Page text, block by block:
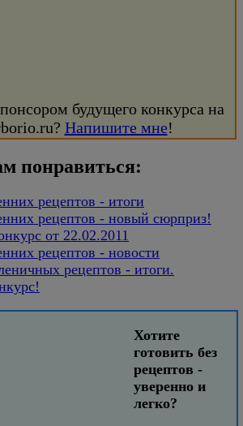
будущего конкурса на
Напишите мне!
понравиться:
рецептов - итоги
рецептов - новый сюрприз!
от 22.02.2011
рецептов - новости
рецептов - итоги.
Хотите
готовить без
рецептов -
уверенно и
легко?